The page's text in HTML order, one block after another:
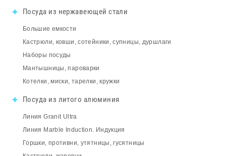
Посуда из нержавеющей стали
Большие емкости
Кастрюли, ковши, сотейники, супницы, дуршлаги
Наборы посуды
Мантышницы, пароварки
Котелки, миски, тарелки, кружки
Посуда из литого алюминия
Линия Granit Ultra
Линия Marble Induction. Индукция
Горшки, противни, утятницы, гусятницы